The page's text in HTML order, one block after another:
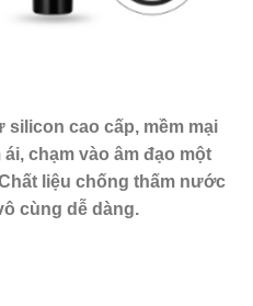
cao cấp, mềm mại
chạm vào âm đạo một
liệu chống thấm nước
cùng dễ dàng.